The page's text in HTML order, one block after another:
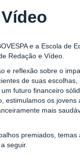
e a Escola de
Redação e Vídeo.
e reflexão sobre o
de suas escolhas,
futuro financeiro
estimulamos os
mais
premiados,
seguir.